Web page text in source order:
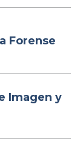
Forense
Imagen y